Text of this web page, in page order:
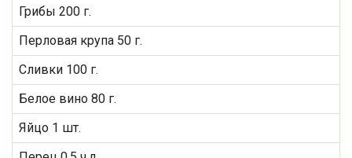
Грибы 200 г.
Перловая крупа 50 г.
Сливки 100 г.
Белое вино 80 г.
Яйцо 1 шт.